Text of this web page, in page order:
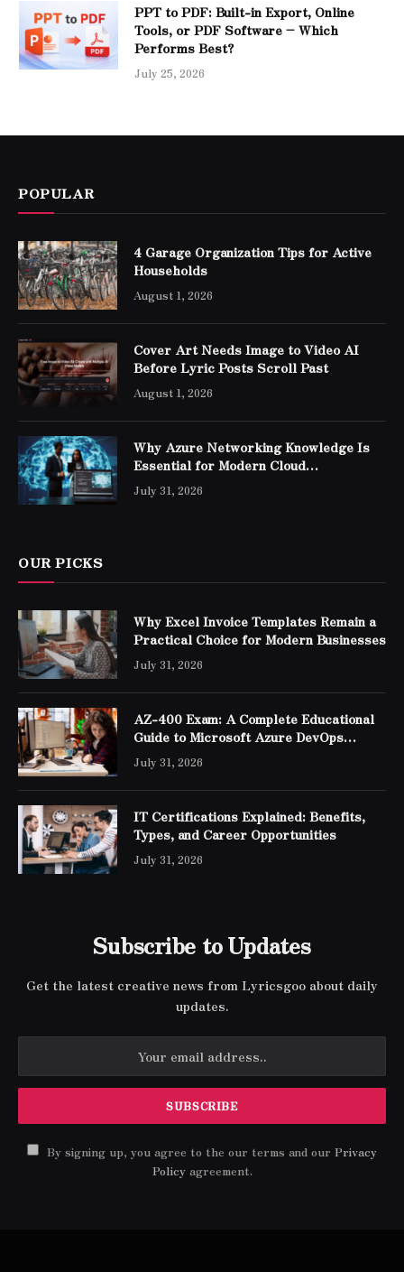
PPT to PDF: Built-in Export, Online
Tools, or PDF Software – Which
Performs Best?
July 25, 2026
POPULAR
4 Garage Organization Tips for Active
Households
August 1, 2026
Cover Art Needs Image to Video AI
Before Lyric Posts Scroll Past
August 1, 2026
Why Azure Networking Knowledge Is
Essential for Modern Cloud
Professionals
July 31, 2026
OUR PICKS
Why Excel Invoice Templates Remain a
Practical Choice for Modern Businesses
July 31, 2026
AZ-400 Exam: A Complete Educational
Guide to Microsoft Azure DevOps
Engineer Expert Certification
July 31, 2026
IT Certifications Explained: Benefits,
Types, and Career Opportunities
July 31, 2026
Subscribe to Updates
Get the latest creative news from Lyricsgoo about daily
updates.
By signing up, you agree to the our terms and our Privacy
Policyagreement.